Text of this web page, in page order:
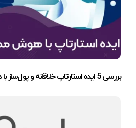
بررسی 5 ایده استارتاپ خلاقانه و پول‌ساز با هوش مصنوعی